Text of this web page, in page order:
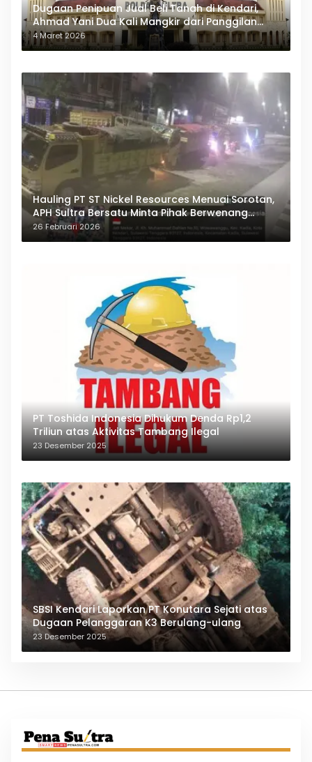
Dugaan Penipuan Jual Beli Tanah di Kendari,
Ahmad Yani Dua Kali Mangkir dari Panggilan
Polda Sultra
4 Maret 2026
Hauling PT ST Nickel Resources Menuai Sorotan,
APH Sultra Bersatu Minta Pihak Berwenang
Bertindak
26 Februari 2026
PT Toshida Indonesia Dihukum Denda Rp1,2
Triliun atas Aktivitas Tambang Ilegal
23 Desember 2025
SBSI Kendari Laporkan PT Konutara Sejati atas
Dugaan Pelanggaran K3 Berulang-ulang
23 Desember 2025